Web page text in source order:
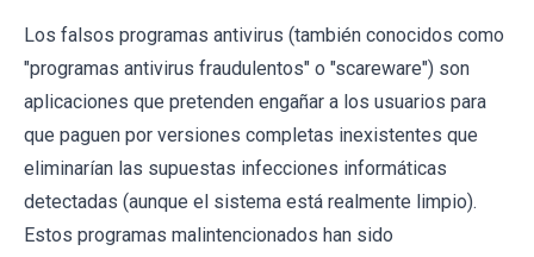
Los falsos programas antivirus (también conocidos como
"programas antivirus fraudulentos" o "scareware") son
aplicaciones que pretenden engañar a los usuarios para
que paguen por versiones completas inexistentes que
eliminarían las supuestas infecciones informáticas
detectadas (aunque el sistema está realmente limpio).
Estos programas malintencionados han sido